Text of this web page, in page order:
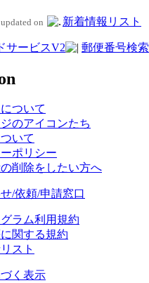
on 新着情報リスト
サービスV2 郵便番号検索
ついて
のアイコンたち
いて
ポリシー
削除をしたい方へ
/依頼/申請窓口
ラム利用規約
関する規約
スト
く表示